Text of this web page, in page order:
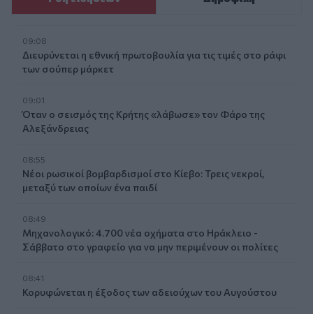
09:08
Διευρύνεται η εθνική πρωτοβουλία για τις τιμές στο ράφι
των σούπερ μάρκετ
09:01
Όταν ο σεισμός της Κρήτης «λάβωσε» τον Φάρο της
Αλεξάνδρειας
08:55
Νέοι ρωσικοί βομβαρδισμοί στο Κίεβο: Τρεις νεκροί,
μεταξύ των οποίων ένα παιδί
08:49
Μηχανολογικό: 4.700 νέα οχήματα στο Ηράκλειο -
Σάββατο στο γραφείο για να μην περιμένουν οι πολίτες
08:41
Κορυφώνεται η έξοδος των αδειούχων του Αυγούστου